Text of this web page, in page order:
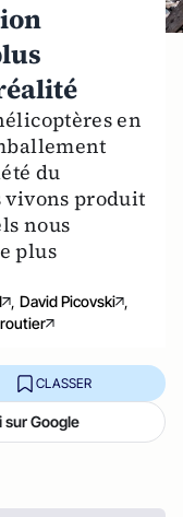
en
du
vivons produit
nous
plus
, David Picovski ,
CLASSER
Google